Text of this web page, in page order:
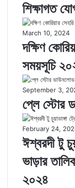
শিক্ষাগত
March 10, 2024
দক্ষিণ
সময়সূচি
September 3,
প্লে স্টোর
February 24,
ঈশ্বরদী টু
ভাড়ার
২০২৪